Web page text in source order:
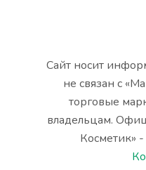
Сайт носит
не связан с
торговые
владельцам.
Косметик» -